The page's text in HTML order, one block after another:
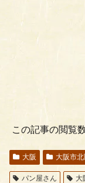
この記事の閲覧数
大阪 大阪市北
パン屋さん 大